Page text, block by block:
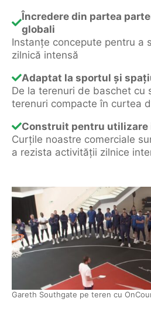
Încredere din partea
globali
Instanțe concepute pentru a
zilnică intensă
Adaptat la sportul și
De la terenuri de baschet cu
terenuri compacte în curtea
Construit pentru utilizare
Curțile noastre comerciale
a rezista activității zilnice
Gareth Southgate pe teren cu